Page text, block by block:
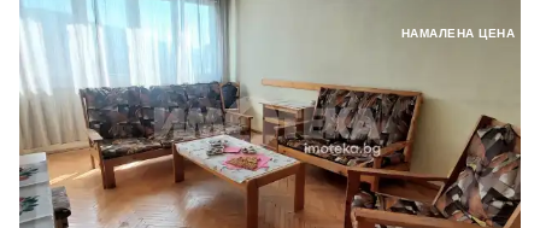
НАМАЛЕНА ЦЕНА